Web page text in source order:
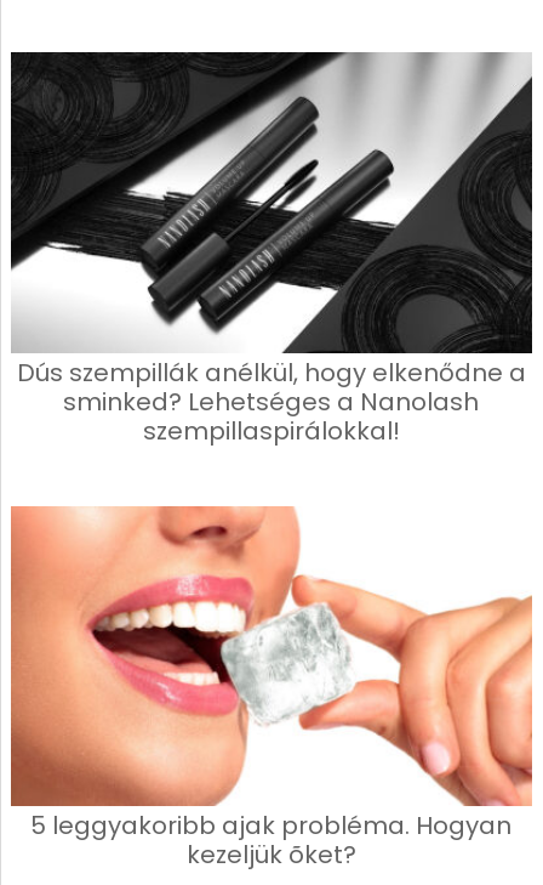
Dús szempillák anélkül, hogy elkenődne a
sminked? Lehetséges a Nanolash
szempillaspirálokkal!
5 leggyakoribb ajak probléma. Hogyan
kezeljük õket?